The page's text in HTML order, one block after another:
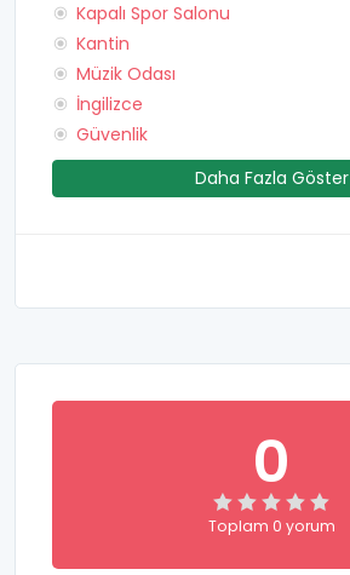
Kapalı Spor Salonu
Kantin
Müzik Odası
İngilizce
Güvenlik
Daha Fazla Göster
0
Toplam 0 yorum